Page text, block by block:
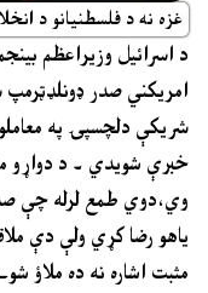
غزه نه د فلسطنيانو د
د اسرائيل وزيراعظم
امريکني صدر
شريکې دلچسپۍ په
خبرې شويدي ۔ د دواړو
وي،دوي طمع لرله چې
ياهو رضا کړي ولې دې
مثبت اشاره نه ده ملاؤ